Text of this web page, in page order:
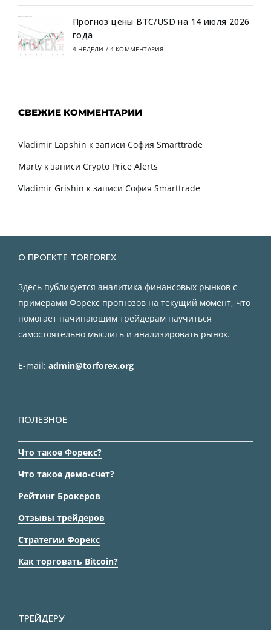
Прогноз цены BTC/USD на 14 июля 2026
года
4 НЕДЕЛИ / 4 КОММЕНТАРИЯ
СВЕЖИЕ КОММЕНТАРИИ
Vladimir Lapshin к записи София Smarttrade
Marty к записи Crypto Price Alerts
Vladimir Grishin к записи София Smarttrade
О ПРОЕКТЕ TORFOREX
Здесь публикуется аналитика финансовых рынков с
примерами Форекс прогнозов на текущий момент, что
помогает начинающим трейдерам научиться
самостоятельно мыслить и анализировать рынок.
E-mail: admin@torforex.org
ПОЛЕЗНОЕ
Что такое Форекс?
Что такое демо-счет?
Рейтинг Брокеров
Отзывы трейдеров
Стратегии Форекс
Как торговать Bitcoin?
ТРЕЙДЕРУ